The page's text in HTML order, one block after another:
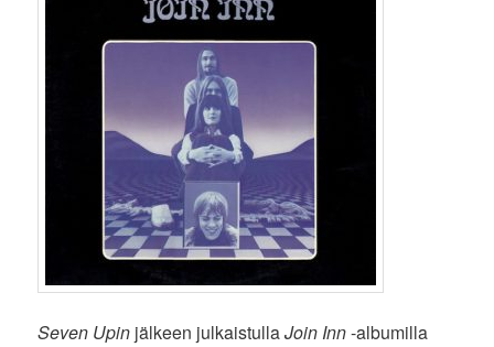
Seven Upin jälkeen julkaistullaJoin Inn-albumilla